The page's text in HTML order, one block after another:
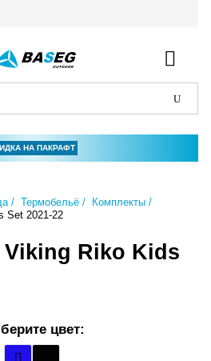
НА ПАКРАФТ
Термобельё
Комплекты
Set 2021-22
Riko Kids
цвет: